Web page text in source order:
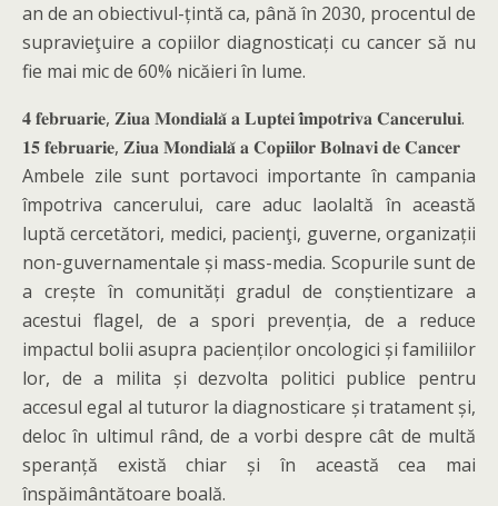
an de an obiectivul-țintă ca, până în 2030, procentul de
supravieţuire a copiilor diagnosticați cu cancer să nu
fie mai mic de 60% nicăieri în lume.
𝟒 𝐟𝐞𝐛𝐫𝐮𝐚𝐫𝐢𝐞, 𝐙𝐢𝐮𝐚 𝐌𝐨𝐧𝐝𝐢𝐚𝐥𝐚̆ 𝐚 𝐋𝐮𝐩𝐭𝐞𝐢 𝐢̂𝐦𝐩𝐨𝐭𝐫𝐢𝐯𝐚 𝐂𝐚𝐧𝐜𝐞𝐫𝐮𝐥𝐮𝐢.
𝟏𝟓 𝐟𝐞𝐛𝐫𝐮𝐚𝐫𝐢𝐞, 𝐙𝐢𝐮𝐚 𝐌𝐨𝐧𝐝𝐢𝐚𝐥𝐚̆ 𝐚 𝐂𝐨𝐩𝐢𝐢𝐥𝐨𝐫 𝐁𝐨𝐥𝐧𝐚𝐯𝐢 𝐝𝐞 𝐂𝐚𝐧𝐜𝐞𝐫
Ambele zile sunt portavoci importante în campania
împotriva cancerului, care aduc laolaltă în această
luptă cercetători, medici, pacienţi, guverne, organizații
non-guvernamentale și mass-media. Scopurile sunt de
a crește în comunități gradul de conștientizare a
acestui flagel, de a spori prevenția, de a reduce
impactul bolii asupra pacienților oncologici și familiilor
lor, de a milita și dezvolta politici publice pentru
accesul egal al tuturor la diagnosticare și tratament și,
deloc în ultimul rând, de a vorbi despre cât de multă
speranță există chiar și în această cea mai
înspăimântătoare boală.